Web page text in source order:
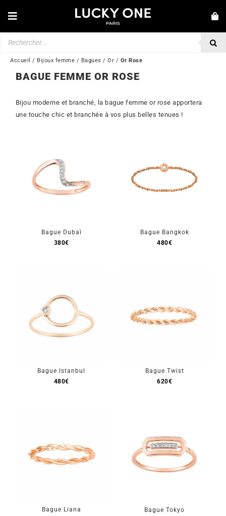
auToggle
Navigation
BRACELETS
COLLIERS
BAGUES
MONTRES
SECONDE MAIN
Mon Compte
Accueil / Bijoux femme / Bagues / Or / Or Rose
BAGUE FEMME OR ROSE
Bijou moderne et branché, la bague femme or rose apportera
une touche chic et branchée à vos plus belles tenues !
Bague Dubaï
380€
Bague Bangkok
480€
Bague Istanbul
480€
Bague Twist
620€
Bague Liana
Bague Tokyo